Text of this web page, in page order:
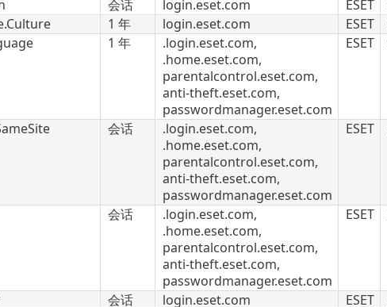
会话 login.eset.com ESET
1 年 login.eset.com ESET
1 年
.login.eset.com,
.home.eset.com,
parentalcontrol.eset.com,
anti-theft.eset.com,
passwordmanager.eset.com
ESET
会话
.login.eset.com,
.home.eset.com,
parentalcontrol.eset.com,
anti-theft.eset.com,
passwordmanager.eset.com
ESET
会话
.login.eset.com,
.home.eset.com,
parentalcontrol.eset.com,
anti-theft.eset.com,
passwordmanager.eset.com
ESET
会话 login.eset.com ESET